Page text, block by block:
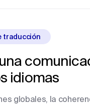
traducción
idiomas
globales, la